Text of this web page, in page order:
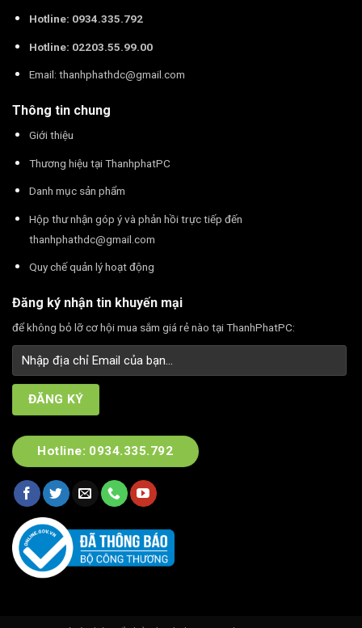
Hotline: 0934.335.792
Hotline: 02203.55.99.00
Email: thanhphathdc@gmail.com
Thông tin chung
Giới thiệu
Thương hiệu tại ThanhphatPC
Danh mục sản phẩm
Hộp thư nhận góp ý và phản hồi trực tiếp đến
thanhphathdc@gmail.com
Quy chế quản lý hoạt động
Đăng ký nhận tin khuyến mại
để không bỏ lỡ cơ hội mua sắm giá rẻ nào tại ThanhPhatPC:
Hotline: 0934.335.792